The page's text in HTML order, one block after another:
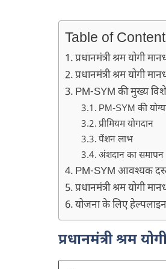
Table of
प्रधानमंत्री श्रम योगी
प्रधानमंत्री श्रम योगी
PM-SYM की मुख्य
PM-SYM की
प्रीमियम योगदान
पेंशन लाभ
अंशदान का समापन
PM-SYM आवश्यक
प्रधानमंत्री श्रम योगी
योजना के लिए
प्रधानमंत्री श्रम